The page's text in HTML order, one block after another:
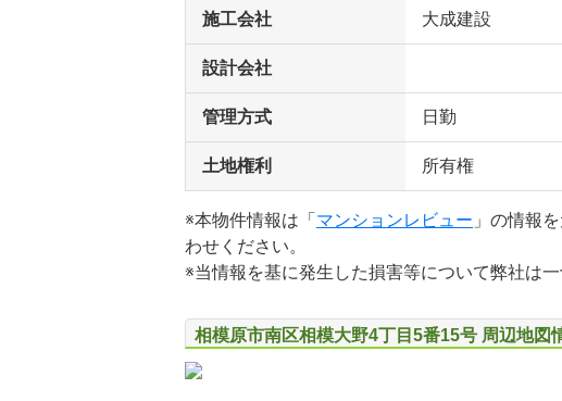
施工会社 大成建設
設計会社
管理方式 日勤
土地権利 所有権
※本物件情報は「 マンションレビュー 」の情報
わせください。
※当情報を基に発生した損害等について弊社は
相模原市南区相模大野4丁目5番15号 周辺地図